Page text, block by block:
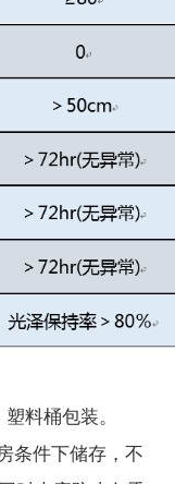
料桶包装。
件下储存，不